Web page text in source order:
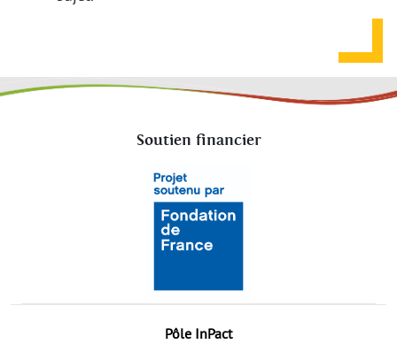
Soutien financier
Pôle InPact